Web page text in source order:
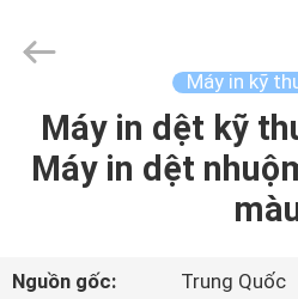
NHÀ
Shanghai
Color
Reserved.
Máy in kỹ
Máy in dệt kỹ
Máy in dệt
Nguồn gốc:
Trung Quốc